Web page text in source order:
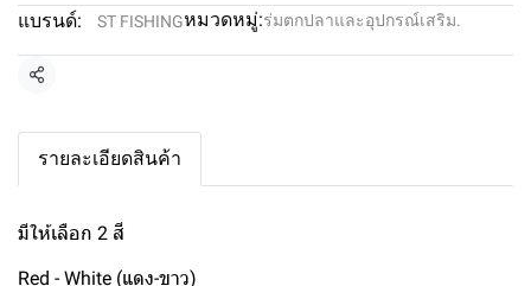
แบรนด์: ST FISHINGหมวดหมู่:ร่มตกปลาและอุปกรณ์เสริม.
แชร์
รายละเอียดสินค้า
มีให้เลือก 2 สี
Red - White (แดง-ขาว)